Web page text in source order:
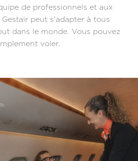
de professionnels et aux
Gestair peut s'adapter à tous
dans le monde. Vous pouvez
voler.